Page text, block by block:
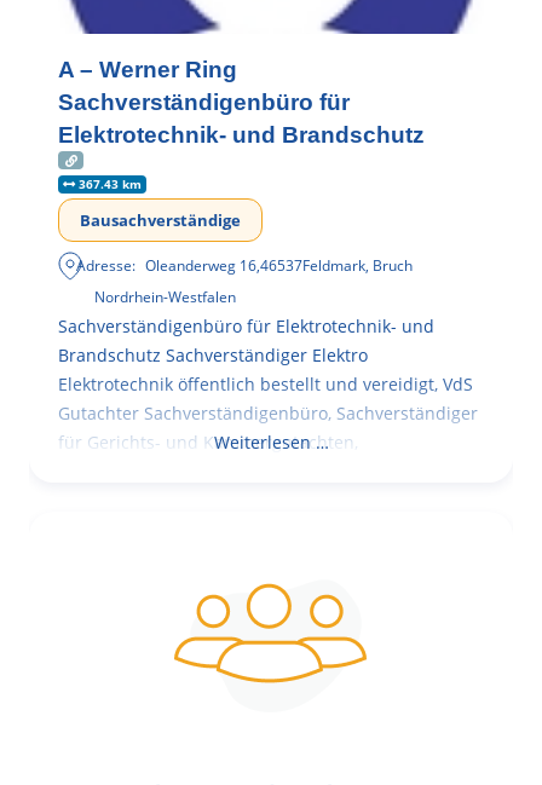
A – Werner Ring
Sachverständigenbüro für
Elektrotechnik- und Brandschutz
367.43 km
Bausachverständige
Adresse: Oleanderweg 16,46537Feldmark, Bruch
Nordrhein-Westfalen
Sachverständigenbüro für Elektrotechnik- und
Brandschutz Sachverständiger Elektro
Elektrotechnik öffentlich bestellt und vereidigt, VdS
Gutachter Sachverständigenbüro, Sachverständiger
für Gerichts- und Kammergutachten,
Weiterlesen …